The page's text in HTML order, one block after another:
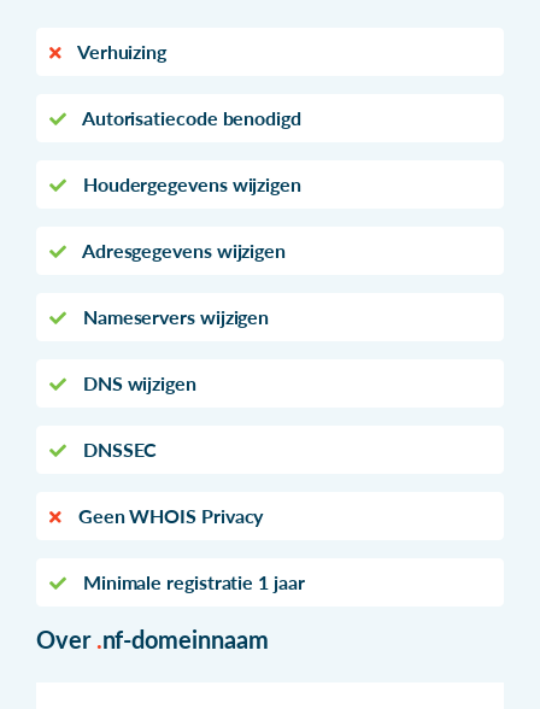
Verhuizing
Autorisatiecode benodigd
Houdergegevens wijzigen
Adresgegevens wijzigen
Nameservers wijzigen
DNS wijzigen
DNSSEC
Geen WHOIS Privacy
Minimale registratie 1 jaar
Over .nf-domeinnaam